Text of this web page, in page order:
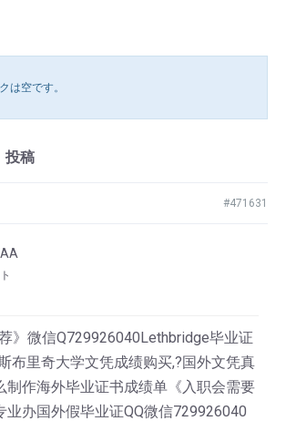
は空です。
投稿
#471631
》微信Q729926040Lethbridge毕业证
布里奇大学文凭成绩购买,?国外文凭真
制作海外毕业证书成绩单《入职会需要
业办国外假毕业证QQ微信729926040